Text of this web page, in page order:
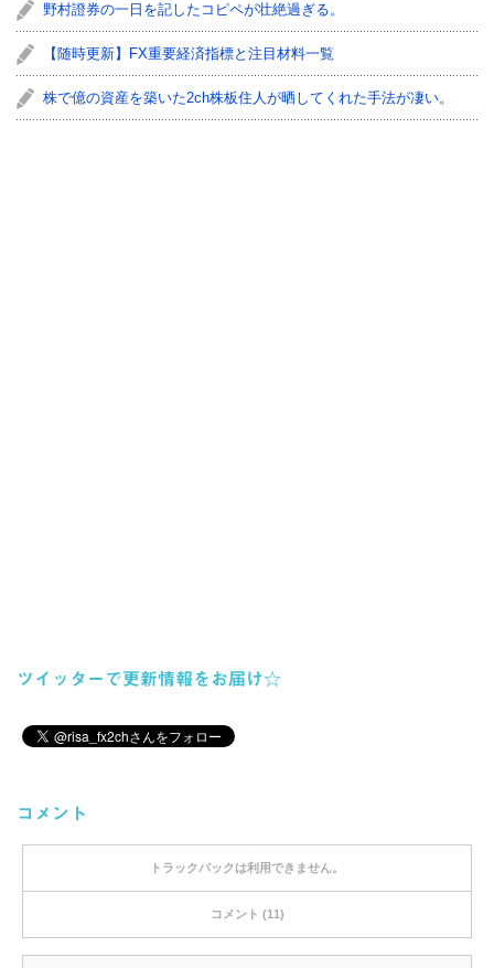
野村證券の一日を記したコピペが壮絶過ぎる。
【随時更新】FX重要経済指標と注目材料一覧
株で億の資産を築いた2ch株板住人が晒してくれた手法が凄い。
ツイッターで更新情報をお届け☆
コメント
トラックバックは利用できません。
コメント (11)